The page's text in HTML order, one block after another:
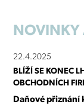
NOVINKY
22.4.2025
BLÍŽÍ SE KONEC
OBCHODNÍCH
Daňové přiznání